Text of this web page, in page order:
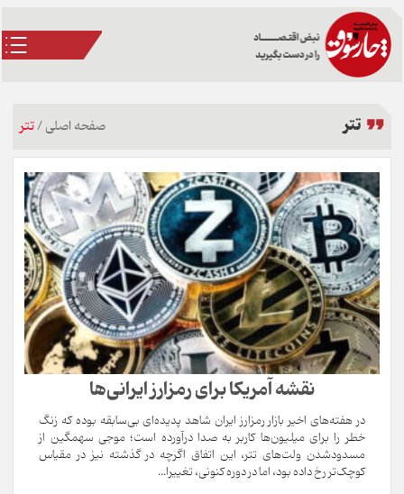
تتر صفحه اصلی/تتر
نقشه آمریکا برای رمزارز ایرانی‌ها
در هفته‌های اخیر بازار رمزارز ایران شاهد پدیده‌ای بی‌سابقه بوده که زنگ
خطر را برای میلیون‌ها کاربر به صدا درآورده است؛ موجی سهمگین از
مسدودشدن ولت‌های تتر، این اتفاق اگرچه در گذشته نیز در مقیاس
کوچک‌تر رخ داده بود، اما در دوره کنونی، تغییرا...